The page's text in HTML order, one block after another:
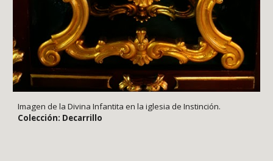
Imagen de la Divina Infantita en la iglesia de Instinción.
Colección: Decarrillo